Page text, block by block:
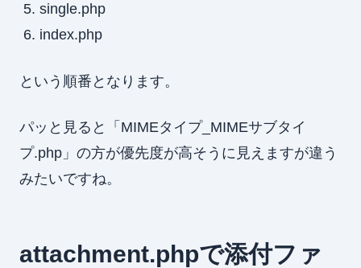
single.php
index.php
という順番となります。
パッと見ると「MIMEタイプ_MIMEサブタイ
プ.php」の方が優先度が高そうに見えますが違う
みたいですね。
attachment.phpで添付ファ